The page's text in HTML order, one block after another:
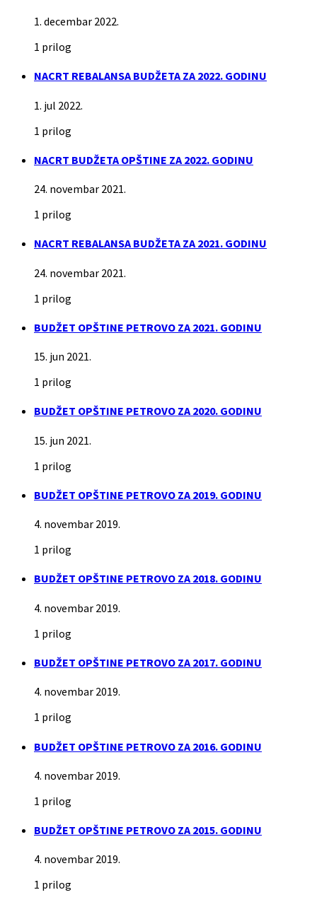
1. decembar 2022.
1 prilog
NACRT REBALANSA BUDŽETA ZA 2022. GODINU
1. jul 2022.
1 prilog
NACRT BUDŽETA OPŠTINE ZA 2022. GODINU
24. novembar 2021.
1 prilog
NACRT REBALANSA BUDŽETA ZA 2021. GODINU
24. novembar 2021.
1 prilog
BUDŽET OPŠTINE PETROVO ZA 2021. GODINU
15. jun 2021.
1 prilog
BUDŽET OPŠTINE PETROVO ZA 2020. GODINU
15. jun 2021.
1 prilog
BUDŽET OPŠTINE PETROVO ZA 2019. GODINU
4. novembar 2019.
1 prilog
BUDŽET OPŠTINE PETROVO ZA 2018. GODINU
4. novembar 2019.
1 prilog
BUDŽET OPŠTINE PETROVO ZA 2017. GODINU
4. novembar 2019.
1 prilog
BUDŽET OPŠTINE PETROVO ZA 2016. GODINU
4. novembar 2019.
1 prilog
BUDŽET OPŠTINE PETROVO ZA 2015. GODINU
4. novembar 2019.
1 prilog